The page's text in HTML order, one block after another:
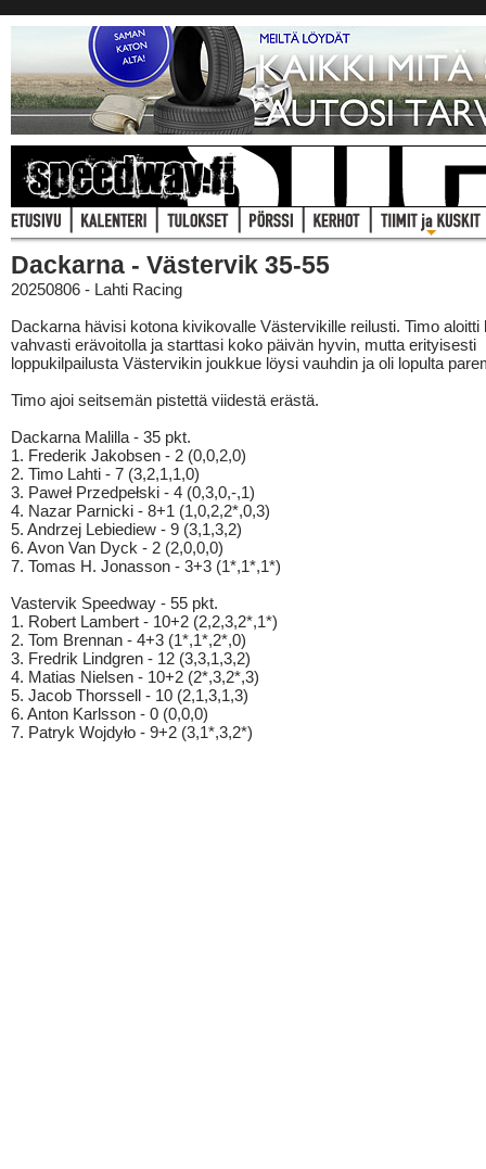
Dackarna - Västervik 35-55
20250806 - Lahti Racing
Dackarna hävisi kotona kivikovalle Västervikille reilusti. Timo aloitti
vahvasti erävoitolla ja starttasi koko päivän hyvin, mutta erityisesti
loppukilpailusta Västervikin joukkue löysi vauhdin ja oli lopulta
Timo ajoi seitsemän pistettä viidestä erästä.
Dackarna Malilla - 35 pkt.
1. Frederik Jakobsen - 2 (0,0,2,0)
2. Timo Lahti - 7 (3,2,1,1,0)
3. Paweł Przedpełski - 4 (0,3,0,-,1)
4. Nazar Parnicki - 8+1 (1,0,2,2*,0,3)
5. Andrzej Lebiediew - 9 (3,1,3,2)
6. Avon Van Dyck - 2 (2,0,0,0)
7. Tomas H. Jonasson - 3+3 (1*,1*,1*)
Vastervik Speedway - 55 pkt.
1. Robert Lambert - 10+2 (2,2,3,2*,1*)
2. Tom Brennan - 4+3 (1*,1*,2*,0)
3. Fredrik Lindgren - 12 (3,3,1,3,2)
4. Matias Nielsen - 10+2 (2*,3,2*,3)
5. Jacob Thorssell - 10 (2,1,3,1,3)
6. Anton Karlsson - 0 (0,0,0)
7. Patryk Wojdyło - 9+2 (3,1*,3,2*)